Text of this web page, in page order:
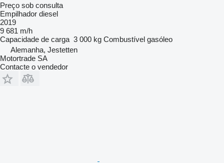
Preço sob consulta
Empilhador diesel
2019
9 681 m/h
Capacidade de carga 3 000 kg Combustível gasóleo
Alemanha, Jestetten
Motortrade SA
Contacte o vendedor